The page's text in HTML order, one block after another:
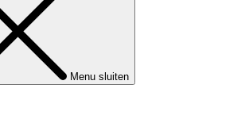
Menu sluiten